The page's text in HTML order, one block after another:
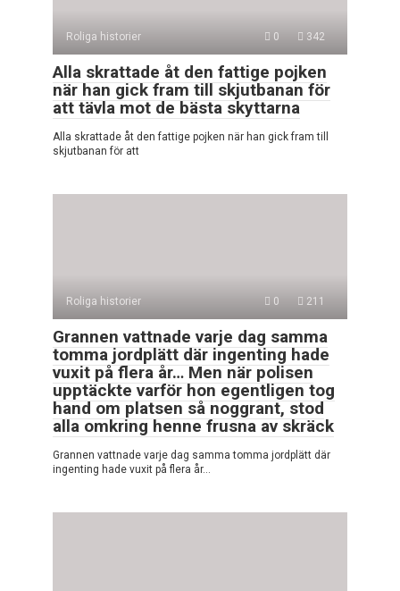
Roliga historier 0 342
Alla skrattade åt den fattige pojken
när han gick fram till skjutbanan för
att tävla mot de bästa skyttarna
Alla skrattade åt den fattige pojken när han gick fram till
skjutbanan för att
Roliga historier 0 211
Grannen vattnade varje dag samma
tomma jordplätt där ingenting hade
vuxit på flera år… Men när polisen
upptäckte varför hon egentligen tog
hand om platsen så noggrant, stod
alla omkring henne frusna av skräck
Grannen vattnade varje dag samma tomma jordplätt där
ingenting hade vuxit på flera år…